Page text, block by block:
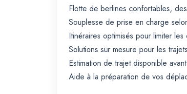
Flotte de berlines confortables,
Souplesse de prise en charge
Itinéraires optimisés pour limiter
Solutions sur mesure pour les
Estimation de trajet disponible
Aide à la préparation de vos